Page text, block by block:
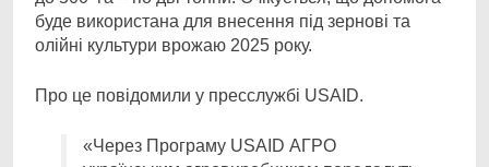
буде використана для внесення під зернові та
олійні культури врожаю 2025 року.
Про це повідомили у пресслужбі USAID.
«Через Програму USAID АГРО